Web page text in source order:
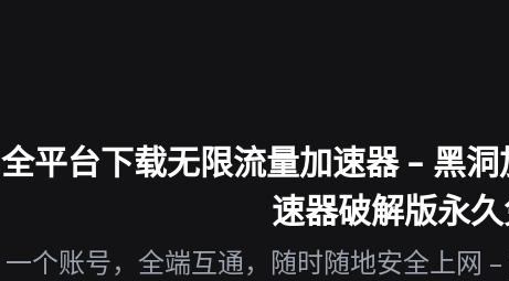
全平台下载无限流量加速器 – 黑
速器破解版永
一个账号，全端互通，随时随地安全上网